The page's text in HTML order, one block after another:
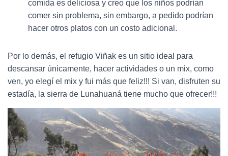
comida es deliciosa y creo que los niños podrían
comer sin problema, sin embargo, a pedido podrían
hacer otros platos con un costo adicional.
Por lo demás, el refugio Viñak es un sitio ideal para
descansar únicamente, hacer actividades o un mix, como
ven, yo elegí el mix y fui más que feliz!!! Si van, disfruten su
estadía, la sierra de Lunahuaná tiene mucho que ofrecer!!!